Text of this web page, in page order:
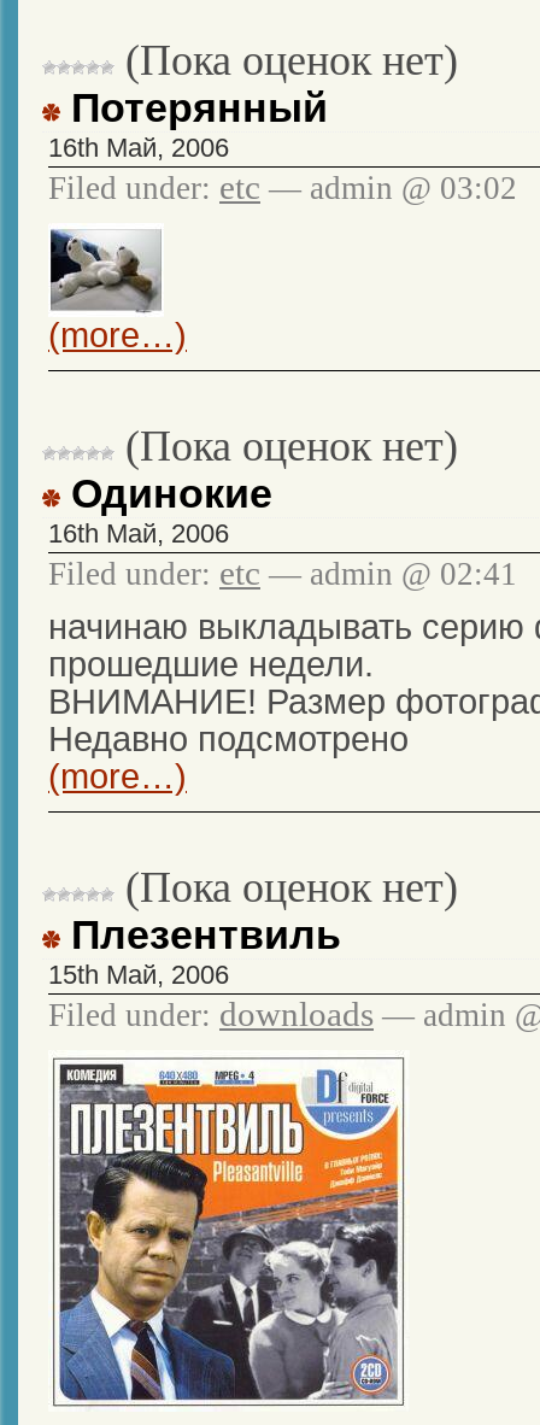
(Пока оценок нет)
Потерянный
16th Май, 2006
Filed under: etc — admin @ 03:02
(more…)
(Пока оценок нет)
Одинокие
16th Май, 2006
Filed under: etc — admin @ 02:41
начинаю выкладывать
прошедшие недели.
ВНИМАНИЕ! Размер
Недавно подсмотрено
(more…)
(Пока оценок нет)
Плезентвиль
15th Май, 2006
Filed under: downloads — admin